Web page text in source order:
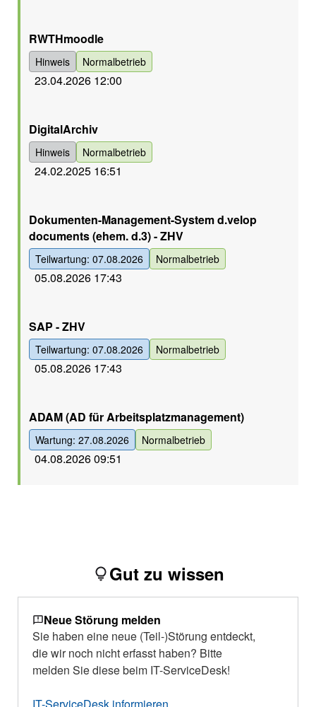
RWTHmoodle
Hinweis Normalbetrieb
23.04.2026 12:00
DigitalArchiv
Hinweis Normalbetrieb
24.02.2025 16:51
Dokumenten-Management-System d.velop
documents (ehem. d.3) - ZHV
Teilwartung: 07.08.2026 Normalbetrieb
05.08.2026 17:43
SAP - ZHV
Teilwartung: 07.08.2026 Normalbetrieb
05.08.2026 17:43
ADAM (AD für Arbeitsplatzmanagement)
Wartung: 27.08.2026 Normalbetrieb
04.08.2026 09:51
Gut zu wissen
Neue Störung melden
Sie haben eine neue (Teil-)Störung entdeckt,
die wir noch nicht erfasst haben? Bitte
melden Sie diese beim IT-ServiceDesk!